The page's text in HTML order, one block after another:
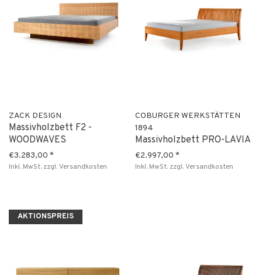
ZACK DESIGN
Massivholzbett F2 -
WOODWAVES
€3.283,00 *
Inkl. MwSt. zzgl.Versandkosten
COBURGER WERKSTÄTTEN
1894
Massivholzbett PRO-LAVIA
€2.997,00 *
Inkl. MwSt. zzgl.Versandkosten
AKTIONSPREIS